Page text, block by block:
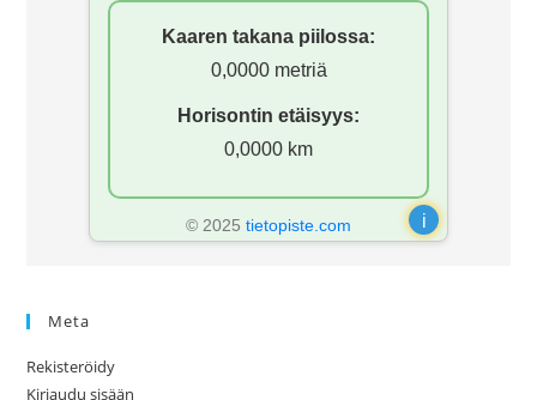
Kaaren takana piilossa:
0,0000 metriä
Horisontin etäisyys:
0,0000 km
i
© 2025 tietopiste.com
Meta
Rekisteröidy
Kirjaudu sisään